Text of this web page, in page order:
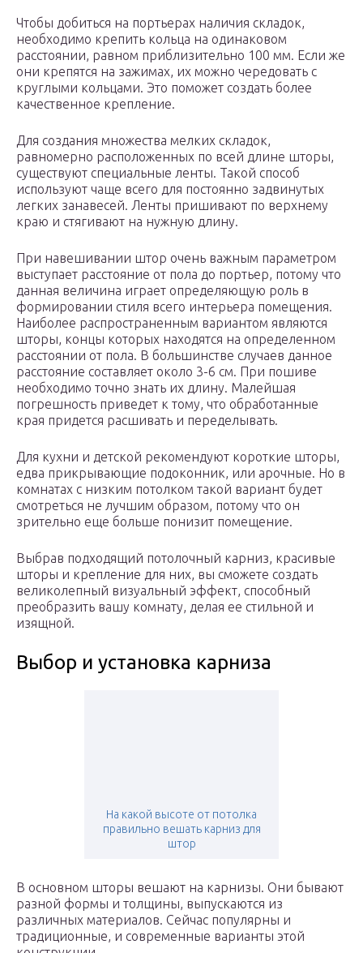
Чтобы добиться на портьерах наличия складок,
необходимо крепить кольца на одинаковом
расстоянии, равном приблизительно 100 мм. Если же
они крепятся на зажимах, их можно чередовать с
круглыми кольцами. Это поможет создать более
качественное крепление.
Для создания множества мелких складок,
равномерно расположенных по всей длине шторы,
существуют специальные ленты. Такой способ
используют чаще всего для постоянно задвинутых
легких занавесей. Ленты пришивают по верхнему
краю и стягивают на нужную длину.
При навешивании штор очень важным параметром
выступает расстояние от пола до портьер, потому что
данная величина играет определяющую роль в
формировании стиля всего интерьера помещения.
Наиболее распространенным вариантом являются
шторы, концы которых находятся на определенном
расстоянии от пола. В большинстве случаев данное
расстояние составляет около 3-6 см. При пошиве
необходимо точно знать их длину. Малейшая
погрешность приведет к тому, что обработанные
края придется расшивать и переделывать.
Для кухни и детской рекомендуют короткие шторы,
едва прикрывающие подоконник, или арочные. Но в
комнатах с низким потолком такой вариант будет
смотреться не лучшим образом, потому что он
зрительно еще больше понизит помещение.
Выбрав подходящий потолочный карниз, красивые
шторы и крепление для них, вы сможете создать
великолепный визуальный эффект, способный
преобразить вашу комнату, делая ее стильной и
изящной.
Выбор и установка карниза
На какой высоте от потолка
правильно вешать карниз для
штор
В основном шторы вешают на карнизы. Они бывают
разной формы и толщины, выпускаются из
различных материалов. Сейчас популярны и
традиционные, и современные варианты этой